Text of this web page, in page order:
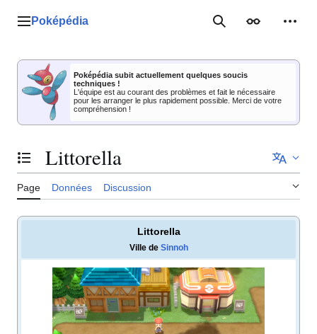
Menu principal
Poképédia RechercherApparence
Poképédia subit actuellement quelques soucis
techniques !
L'équipe est au courant des problèmes et fait le nécessaire
pour les arranger le plus rapidement possible. Merci de votre
compréhension !
Basculer la table des matières
Littorella
Page Données Discussion
Littorella
Ville de Sinnoh